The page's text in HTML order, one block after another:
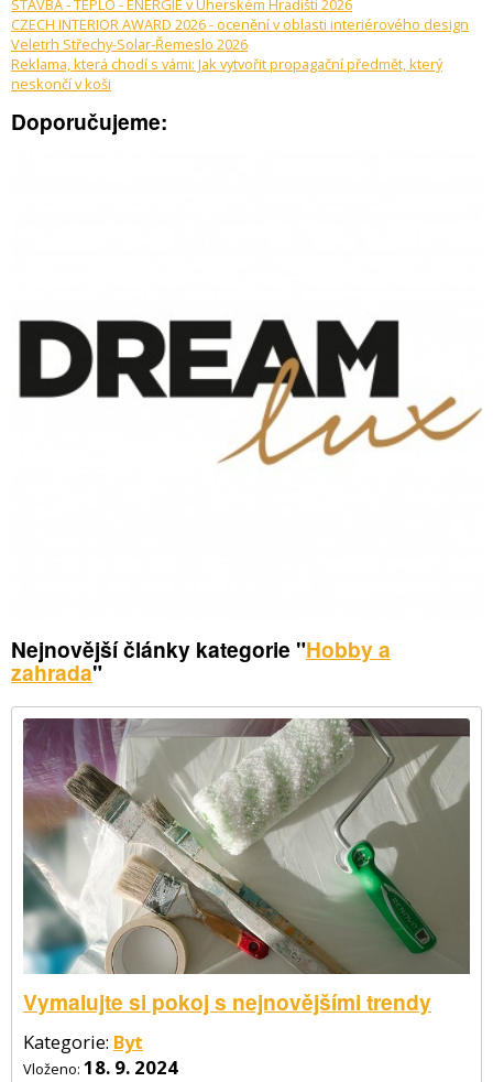
STAVBA - TEPLO - ENERGIE v Uherském Hradišti 2026
CZECH INTERIOR AWARD 2026 - ocenění v oblasti interiérového design
Veletrh Střechy-Solar-Řemeslo 2026
Reklama, která chodí s vámi: Jak vytvořit propagační předmět, který
neskončí v koši
Doporučujeme:
Nejnovější články kategorie "Hobby a
zahrada"
Vymalujte si pokoj s nejnovějšími trendy
Kategorie: Byt
Vloženo: 18. 9. 2024